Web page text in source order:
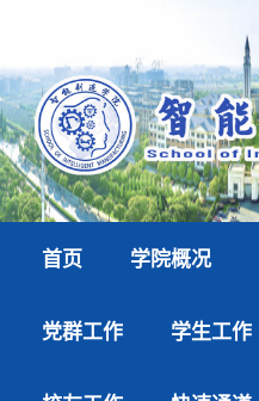
首页 学院概况
党群工作 学生工作